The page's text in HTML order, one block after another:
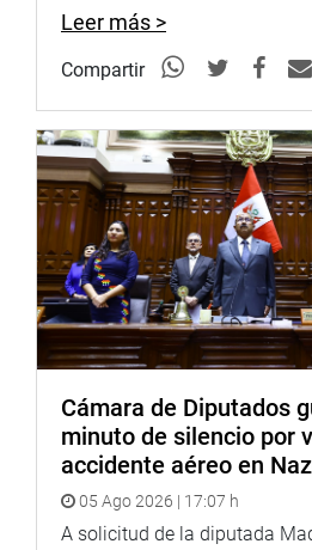
e intercambio de experiencias
Indicó que se abordaron temas
través del Modelo Caucus,
avances y buenas prácticas que
conservación de los recursos
sostenible de la Amazonía.
“Reafirmo mi compromiso de
políticas que protejan nuestro
fortalezcan la cooperación entre
el desarrollo de nuestros
Leer más >
Compartir
Cámara de Diputados
minuto de silencio por
accidente aéreo en
05 Ago 2026 | 17:07 h
A solicitud de la diputada